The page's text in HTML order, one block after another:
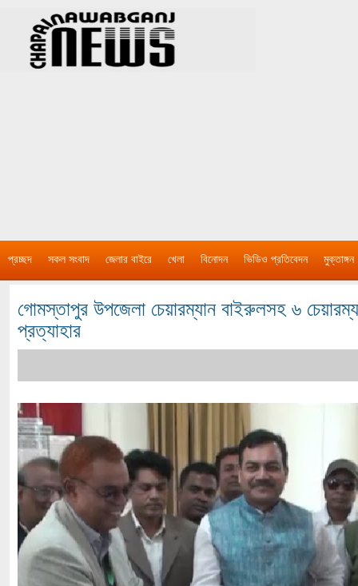
প্রচ্ছদ সকল সংবাদ জেলার বাইরে খেলা বিনোদন ভিডিও প্রতিবেদন মুক্তাঙ্গন
গোমস্তাপুর উপজেলা চেয়ারম্যান বাইরুলসহ ৬
প্রত্যাহার